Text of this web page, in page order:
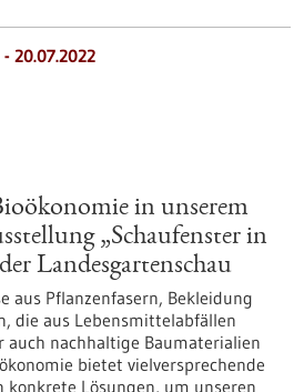
20.07.2022
in unserem
„Schaufenster in
Landesgartenschau
aus Pflanzenfasern, Bekleidung
die aus Lebensmittelabfällen
nachhaltige Baumaterialien
bietet vielversprechende
konkrete Lösungen, um unseren